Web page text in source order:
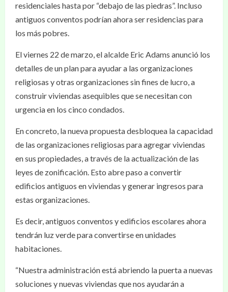
residenciales hasta por “debajo de las piedras”. Incluso
antiguos conventos podrían ahora ser residencias para
los más pobres.
El viernes 22 de marzo, el alcalde Eric Adams anunció los
detalles de un plan para ayudar a las organizaciones
religiosas y otras organizaciones sin fines de lucro, a
construir viviendas asequibles que se necesitan con
urgencia en los cinco condados.
En concreto, la nueva propuesta desbloquea la capacidad
de las organizaciones religiosas para agregar viviendas
en sus propiedades, a través de la actualización de las
leyes de zonificación. Esto abre paso a convertir
edificios antiguos en viviendas y generar ingresos para
estas organizaciones.
Es decir, antiguos conventos y edificios escolares ahora
tendrán luz verde para convertirse en unidades
habitaciones.
“Nuestra administración está abriendo la puerta a nuevas
soluciones y nuevas viviendas que nos ayudarán a